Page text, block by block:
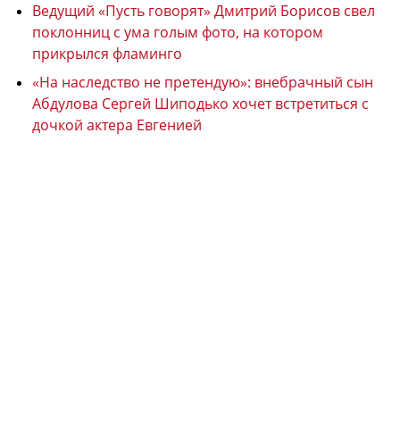
Ведущий «Пусть говорят» Дмитрий Борисов свел
поклонниц с ума голым фото, на котором
прикрылся фламинго
«На наследство не претендую»: внебрачный сын
Абдулова Сергей Шиподько хочет встретиться с
дочкой актера Евгенией